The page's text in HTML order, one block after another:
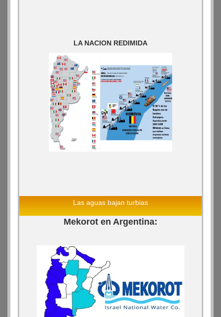
LA NACION REDIMIDA
Las aguas bajan turbias
Mekorot en Argentina: